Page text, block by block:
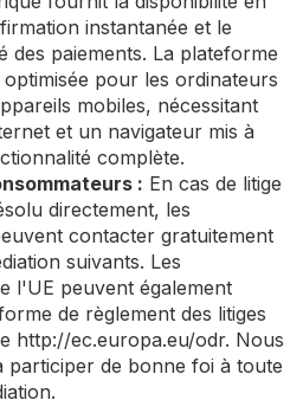
instantanée et le
des paiements. La plateforme
pour les ordinateurs
mobiles, nécessitant
et un navigateur mis à
complète.
: En cas de litige
directement, les
contacter gratuitement
suivants. Les
l'UE peuvent également
de règlement des litiges
http://ec.europa.eu/odr. Nous
participer de bonne foi à toute